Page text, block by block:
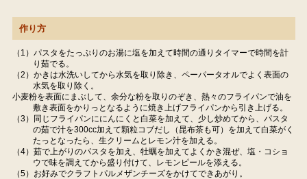
作り方
（1）パスタをたっぷりのお湯に塩を加えて時間の通りタイマーで時間を計
り茹でる。
（2）かきは水洗いしてから水気を取り除き、ペーパータオルでよく表面の
水気を取り除く。
小麦粉を表面にまぶして、余分な粉を取りのぞき、熱々のフライパンで油を
敷き表面をかりっとなるように焼き上げフライパンから引き上げる。
（3）同じフライパンににんにくと白菜を加えて、少し炒めてから、パスタ
の茹で汁を300cc加えて顆粒コブだし（昆布茶も可）を加えて白菜がく
たっとなったら、生クリームとレモン汁を加える。
（4）茹で上がりのパスタを加え、牡蠣を加えてよくかき混ぜ、塩・コショ
ウで味を調えてから盛り付けて、レモンピールを添える。
（5）お好みでクラフトパルメザンチーズをかけてできあがり。